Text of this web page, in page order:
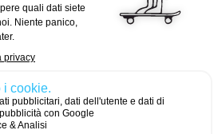
la tua tavola